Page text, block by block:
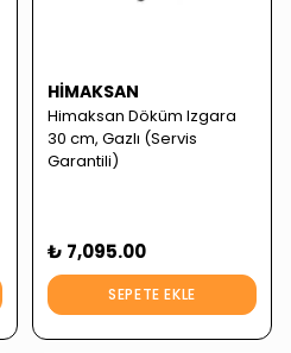
HIMAKSAN
Himaksan Döküm Izgara
30 cm, Gazlı (Servis
Garantili)
₺ 7,095.00
SEPETE EKLE